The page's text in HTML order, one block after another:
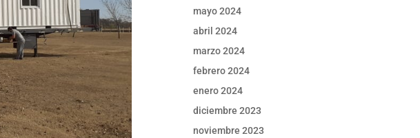
mayo 2024
abril 2024
marzo 2024
febrero 2024
enero 2024
diciembre 2023
noviembre 2023